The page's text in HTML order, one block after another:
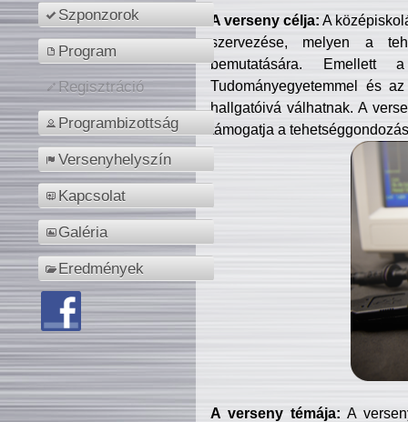
Szponzorok
Program
Regisztráció
Programbizottság
Versenyhelyszín
Kapcsolat
Galéria
Eredmények
A verseny célja: A
szervezése, melyen a
bemutatására. Emellett
Tudományegyetemmel és
hallgatóivá válhatnak. A
támogatja a
A verseny témája: A